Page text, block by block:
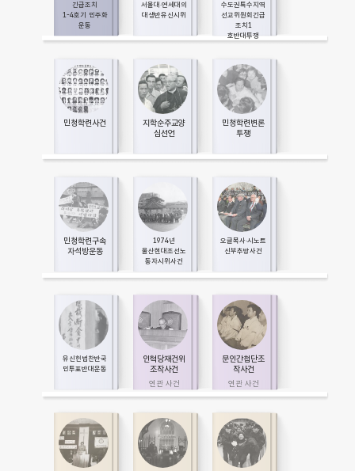
긴급조치
1­-4호기 민주화
운동
서울대·연세대의
대생반유신시위
수도권특수지역
선교위원회긴급
조치1
호반대투쟁
민청학련사건
지학순주교양
심선언
민청학련변론
투쟁
민청학련구속
자석방운동
1974년
울산현대조선노
동자시위사건
오글목사·시노트
신부추방사건
유신헌법찬반국
민투표반대운동
인혁당재건위
조작사건
문인간첩단조
작사건